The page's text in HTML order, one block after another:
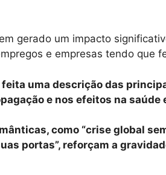
gerado um impacto
e empresas tendo que
feita uma descrição das
e nos efeitos na saúde
como “crise global
portas”, reforçam a